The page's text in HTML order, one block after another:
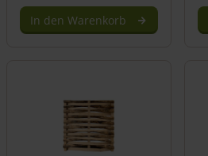
In den Warenkorb